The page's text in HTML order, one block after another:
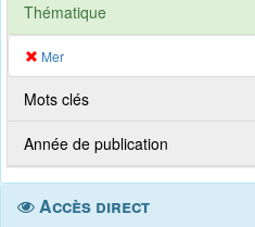
Thématique
Mer
Mots clés
Année de publication
Accès direct